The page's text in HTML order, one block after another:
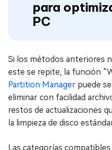
para
PC
Si los métodos anteriores
este se repite, la función
Partition Manager puede
eliminar con facilidad
restos de actualizaciones
la limpieza de disco
Las categorías compatibles